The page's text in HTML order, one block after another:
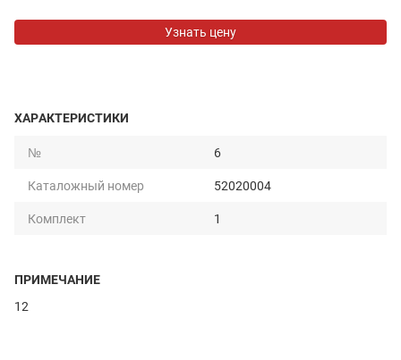
Узнать цену
ХАРАКТЕРИСТИКИ
№
6
Каталожный номер
52020004
Комплект
1
ПРИМЕЧАНИЕ
12